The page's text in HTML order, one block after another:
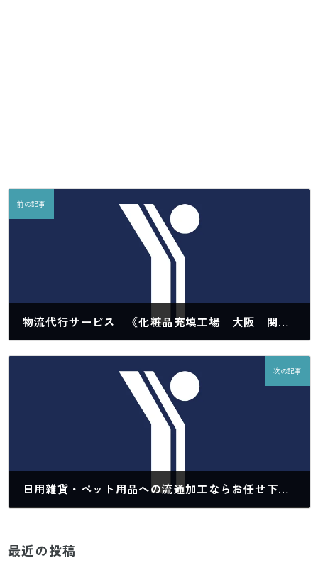
前の記事
物流代行サービス 《化粧品充填工場 大阪 関西で 化粧品・医薬部外品・医療機器の物流倉庫・EC物流 代行サービスのことなら》
次の記事
日用雑貨・ペット用品への流通加工ならお任せ下さい 《化粧品充填工場 大阪 関西で 化粧品・医薬部外品・医療機器の物流倉庫・EC物流 代行サービスのことなら》
最近の投稿